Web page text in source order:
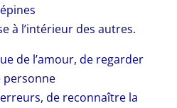
épines
à l’intérieur des autres.
de l’amour, de regarder
personne
de reconnaître la